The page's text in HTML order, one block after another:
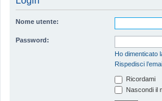
Nome utente:
Password:
Ho dimenticato
Rispedisci
Ricordami
Nascondi il